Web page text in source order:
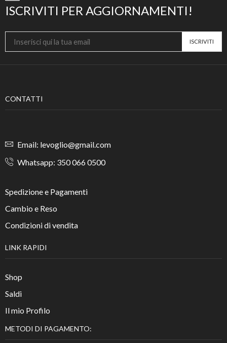
ISCRIVITI PER AGGIORNAMENTI!
CONTATTI
Email: levoglio@gmail.com
Whatsapp: 350 066 0500
Spedizione e Pagamenti
Cambio e Reso
Condizioni di vendita
LINK RAPIDI
Shop
Saldi
Il mio Profilo
METODI DI PAGAMENTO: